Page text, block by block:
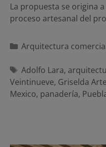
La propuesta se origina
proceso artesanal del
Categorías
Arquitectura
Etiquetas
Adolfo Lara,
Veintinueve, Griselda
Mexico, panadería,